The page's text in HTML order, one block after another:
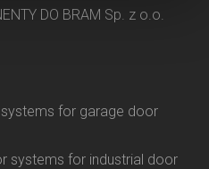
DO BRAM Sp. z o.o.
for garage door
systems for industrial door